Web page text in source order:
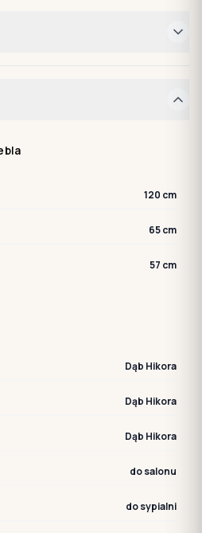
120 cm
65 cm
57 cm
Dąb Hikora
Dąb Hikora
Dąb Hikora
do salonu
do sypialni